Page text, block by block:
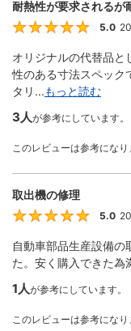
耐熱性が要求されるが
5.0
オリジナルの代替品と
性のある寸法スペック
タリ...もっと読む
3人が参考にしています。
このレビューは参考になり
取出機の修理
5.0
自動車部品生産設備の
た。安く購入できた為
1人が参考にしています。
このレビューは参考になり